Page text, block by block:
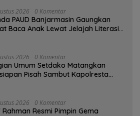
2026 0 Komentar
PAUD Banjarmasin Gaungkan
Baca Anak Lewat Jelajah Literasi
2026 0 Komentar
Umum Setdako Matangkan
Pisah Sambut Kapolresta
2026 0 Komentar
Resmi Pimpin Gema